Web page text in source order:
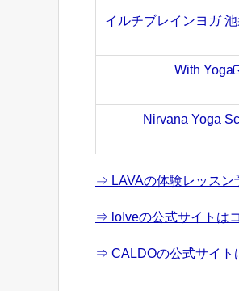
イルチブレインヨガ
With Yoga
Nirvana Yoga
⇒ LAVAの体験レッスン
⇒ loIveの公式サイトは
⇒ CALDOの公式サイト